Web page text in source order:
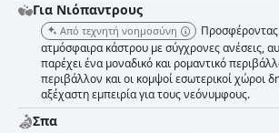
Για Νιόπαντρους
Από τεχνητή νοημοσύνη
Προσφέροντας
ατμόσφαιρα κάστρου με σύγχρονες ανέσεις,
παρέχει ένα μοναδικό και ρομαντικό
περιβάλλον και οι κομψοί εσωτερικοί χώροι
αξέχαστη εμπειρία για τους νεόνυμφους.
Σπα